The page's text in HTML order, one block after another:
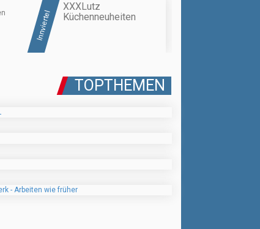
Innviertel
XXXLutz
Küchenneuheiten
TOPTHEMEN